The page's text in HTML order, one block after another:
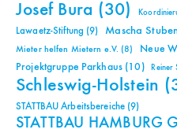
Josef Bura (30)
Lawaetz-Stiftung (9) Mascha
Mieter helfen Mietern e.V. (8) Neue
Projektgruppe Parkhaus (10) Reiner
Schleswig-Holstein
STATTBAU Arbeitsbereiche (9)
STATTBAU HAMBURG